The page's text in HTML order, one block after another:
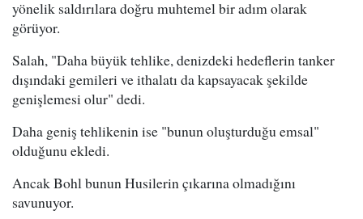
yönelik saldırılara doğru muhtemel bir adım olarak
görüyor.
Salah, "Daha büyük tehlike, denizdeki hedeflerin tanker
dışındaki gemileri ve ithalatı da kapsayacak şekilde
genişlemesi olur" dedi.
Daha geniş tehlikenin ise "bunun oluşturduğu emsal"
olduğunu ekledi.
Ancak Bohl bunun Husilerin çıkarına olmadığını
savunuyor.